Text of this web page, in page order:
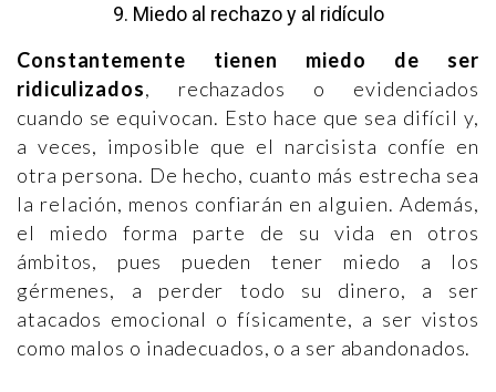
9. Miedo al rechazo y al ridículo
Constantemente tienen miedo de ser
ridiculizados, rechazados o evidenciados
cuando se equivocan. Esto hace que sea difícil y,
a veces, imposible que el narcisista confíe en
otra persona. De hecho, cuanto más estrecha sea
la relación, menos confiarán en alguien. Además,
el miedo forma parte de su vida en otros
ámbitos, pues pueden tener miedo a los
gérmenes, a perder todo su dinero, a ser
atacados emocional o físicamente, a ser vistos
como malos o inadecuados, o a ser abandonados.